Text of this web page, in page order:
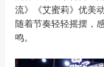
流》《艾蜜莉》优美
随着节奏轻轻摇摆，
鸣。